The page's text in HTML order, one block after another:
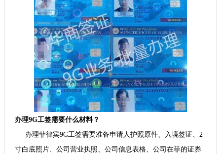
办理9G工签需要什么材料？
办理菲律宾9G工签需要准备申请人护照原件、入境签证、2
寸白底照片、公司营业执照、公司信息表格、公司在菲的证券